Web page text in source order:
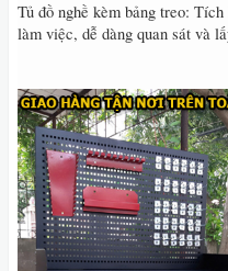
Tủ đồ nghề kèm bảng treo:
làm việc, dễ dàng quan sát và